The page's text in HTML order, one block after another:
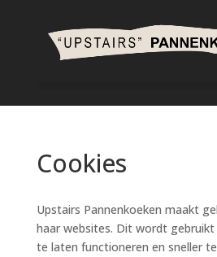
Cookies
Upstairs Pannenkoeken maakt
haar websites. Dit wordt
te laten functioneren en sneller